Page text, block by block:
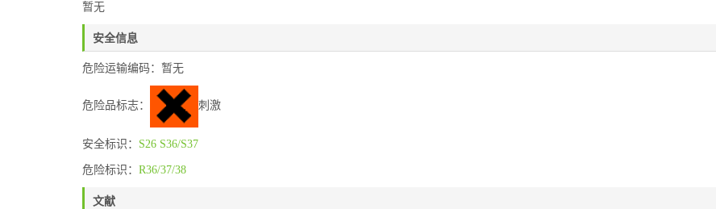
暂无
安全信息
危险运输编码：暂无
危险品标志： 刺激
安全标识： S26 S36/S37
危险标识： R36/37/38
文献